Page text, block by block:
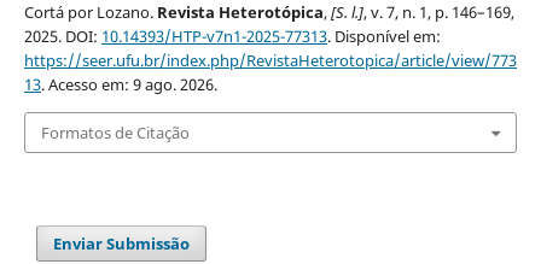
Cortá por Lozano. Revista Heterotópica,[S. l.], v. 7, n. 1, p. 146–169,
2025. DOI: 10.14393/HTP-v7n1-2025-77313. Disponível em:
https://seer.ufu.br/index.php/RevistaHeterotopica/article/view/773
13. Acesso em: 9 ago. 2026.
Formatos de Citação
Enviar Submissão